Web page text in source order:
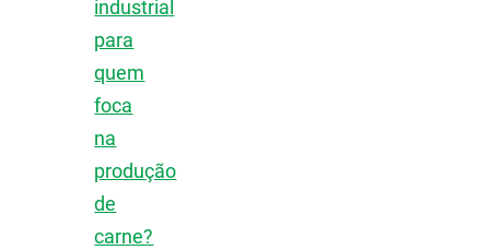
industrial
para
quem
foca
na
produção
de
carne?